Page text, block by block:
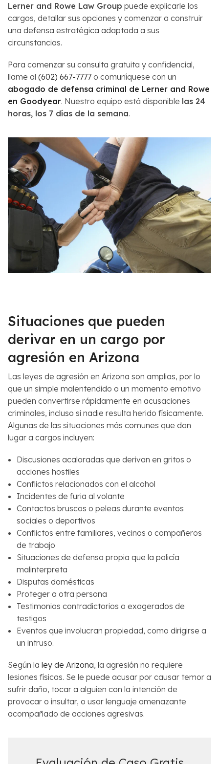
Lerner and Rowe Law Group puede explicarle los
cargos, detallar sus opciones y comenzar a construir
una defensa estratégica adaptada a sus
circunstancias.
Para comenzar su consulta gratuita y confidencial,
llame al (602) 667-7777 o comuníquese con un
abogado de defensa criminal de Lerner and Rowe
en Goodyear. Nuestro equipo está disponible las 24
horas, los 7 días de la semana.
Situaciones que pueden
derivar en un cargo por
agresión en Arizona
Las leyes de agresión en Arizona son amplias, por lo
que un simple malentendido o un momento emotivo
pueden convertirse rápidamente en acusaciones
criminales, incluso si nadie resulta herido físicamente.
Algunas de las situaciones más comunes que dan
lugar a cargos incluyen:
Discusiones acaloradas que derivan en gritos o
acciones hostiles
Conflictos relacionados con el alcohol
Incidentes de furia al volante
Contactos bruscos o peleas durante eventos
sociales o deportivos
Conflictos entre familiares, vecinos o compañeros
de trabajo
Situaciones de defensa propia que la policía
malinterpreta
Disputas domésticas
Proteger a otra persona
Testimonios contradictorios o exagerados de
testigos
Eventos que involucran propiedad, como dirigirse a
un intruso.
Según la ley de Arizona, la agresión no requiere
lesiones físicas. Se le puede acusar por causar temor a
sufrir daño, tocar a alguien con la intención de
provocar o insultar, o usar lenguaje amenazante
acompañado de acciones agresivas.